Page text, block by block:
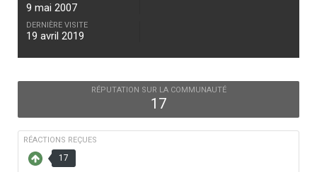
9 mai 2007
DERNIÈRE VISITE
19 avril 2019
RÉPUTATION SUR LA COMMUNAUTÉ
17
RÉACTIONS REÇUES
17